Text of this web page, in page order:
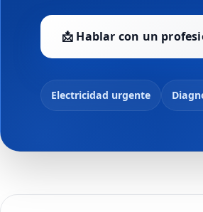
📩 Hablar con un
Electricidad urgente